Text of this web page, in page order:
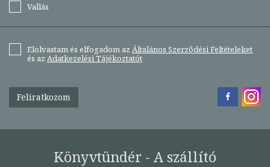
Vallás
Elolvastam és elfogadom az Általános Szerződési Feltételeket
és az Adatkezelési Tájékoztatót
Feliratkozom
Könyvtündér - A szállító